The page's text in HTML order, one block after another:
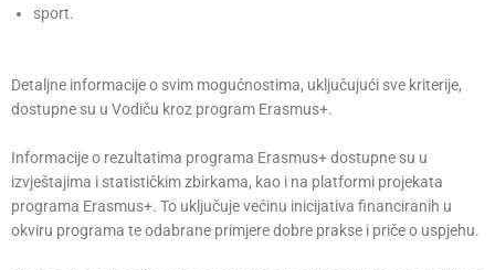
sport.
Detaljne informacije o svim mogućnostima, uključujući sve kriterije,
dostupne su u Vodiču kroz program Erasmus+.
Informacije o rezultatima programa Erasmus+ dostupne su u
izvještajima i statističkim zbirkama, kao i na platformi projekata
programa Erasmus+. To uključuje većinu inicijativa financiranih u
okviru programa te odabrane primjere dobre prakse i priče o uspjehu.